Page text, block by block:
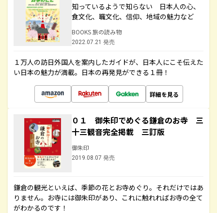
知っているようで知らない 日本人の心、
食文化、職文化、信仰、地域の魅力など
BOOKS 旅の読み物
2022.07.21 発売
１万人の訪日外国人を案内したガイドが、日本人にこそ伝えた
い日本の魅力が満載。日本の再発見ができる１冊！
詳細を見る
０１ 御朱印でめぐる鎌倉のお寺 三
十三観音完全掲載 三訂版
御朱印
2019.08.07 発売
鎌倉の観光といえば、季節の花とお寺めぐり。それだけではあ
りません。お寺には御朱印があり、これに触れればお寺の全て
がわかるのです！